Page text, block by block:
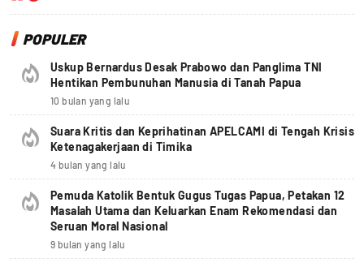
POPULER
Uskup Bernardus Desak Prabowo dan Panglima TNI
Hentikan Pembunuhan Manusia di Tanah Papua
10 bulan yang lalu
Suara Kritis dan Keprihatinan APELCAMI di Tengah Krisis
Ketenagakerjaan di Timika
4 bulan yang lalu
Pemuda Katolik Bentuk Gugus Tugas Papua, Petakan 12
Masalah Utama dan Keluarkan Enam Rekomendasi dan
Seruan Moral Nasional
9 bulan yang lalu